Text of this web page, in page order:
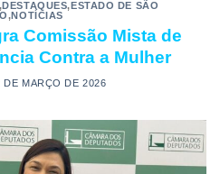
,DESTAQUES,ESTADO DE SÃO
,NOTÍCIAS
Comissão Mista de
Contra a Mulher
DE MARÇO DE 2026